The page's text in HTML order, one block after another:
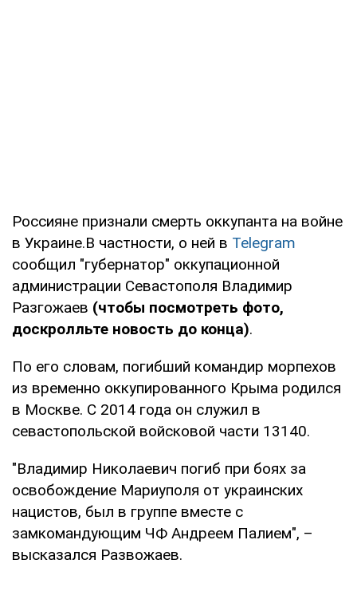
Россияне признали смерть оккупанта на войне
в Украине.В частности, о ней в Telegram
сообщил "губернатор" оккупационной
администрации Севастополя Владимир
Разгожаев (чтобы посмотреть фото,
доскролльте новость до конца).
По его словам, погибший командир морпехов
из временно оккупированного Крыма родился
в Москве. С 2014 года он служил в
севастопольской войсковой части 13140.
"Владимир Николаевич погиб при боях за
освобождение Мариуполя от украинских
нацистов, был в группе вместе с
замкомандующим ЧФ Андреем Палием", –
высказался Развожаев.